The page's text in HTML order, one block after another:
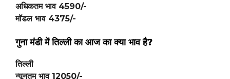
अधिकतम भाव 4590/-
मॉडल भाव 4375/-
गुना मंडी मेंतिल्लीका आज का क्या भाव है?
तिल्ली
न्यूनतम भाव 12050/-